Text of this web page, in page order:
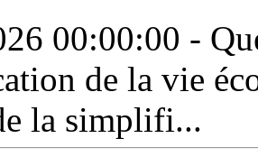
00:00:00 -
de la vie
la simplifi...